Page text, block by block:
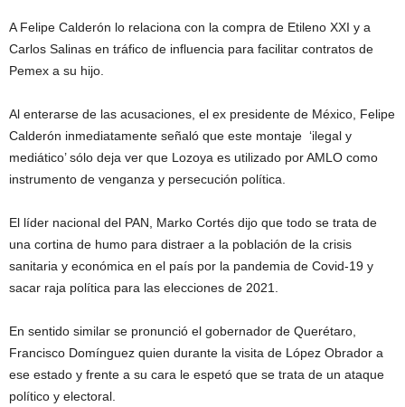
A Felipe Calderón lo relaciona con la compra de Etileno XXI y a
Carlos Salinas en tráfico de influencia para facilitar contratos de
Pemex a su hijo.
Al enterarse de las acusaciones, el ex presidente de México, Felipe
Calderón inmediatamente señaló que este montaje ‘ilegal y
mediático’ sólo deja ver que Lozoya es utilizado por AMLO como
instrumento de venganza y persecución política.
El líder nacional del PAN, Marko Cortés dijo que todo se trata de
una cortina de humo para distraer a la población de la crisis
sanitaria y económica en el país por la pandemia de Covid-19 y
sacar raja política para las elecciones de 2021.
En sentido similar se pronunció el gobernador de Querétaro,
Francisco Domínguez quien durante la visita de López Obrador a
ese estado y frente a su cara le espetó que se trata de un ataque
político y electoral.